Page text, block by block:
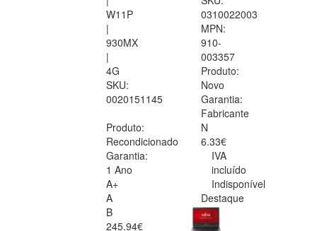
W11P
|
930MX
|
4G
SKU:
0020151145
Produto:
Recondicionado
Garantia:
1 Ano
A+
A
B
245.94€
0310022003
MPN:
910-
003357
Produto:
Novo
Garantia:
Fabricante
N
6.33€
IVA
incluído
Indisponível
Destaque